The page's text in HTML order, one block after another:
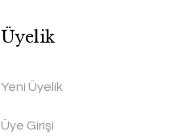
Üyelik
Yeni Üyelik
Üye Girişi